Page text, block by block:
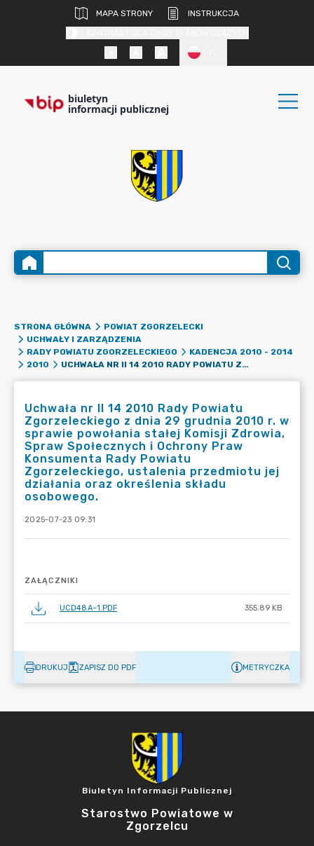
MAPA STRONY
INSTRUKCJA
biuletyn
informacji publicznej
STRONA GŁÓWNA
POWIAT ZGORZELECKI
UCHWAŁY I ZARZĄDZENIA
RADY POWIATU ZGORZELECKIEGO
KADENCJA 2010 - 2014
2010
UCHWAŁA NR II 14 2010 RADY POWIATU ZGORZELECKIEGO Z DNIA 29 GRUDNIA 2010 R. W SPRAWIE POWOŁANIA STAŁEJ KOMISJI ZDROWIA, SPRAW SPOŁECZNYCH I OCHRONY PRAW KONSUMENTA RADY POWIATU ZGORZELECKIEGO, USTALENIA PRZEDMIOTU JEJ DZIAŁANIA ORAZ OKREŚLENIA SKŁADU OSOBOWEGO.
Uchwała nr II 14 2010 Rady Powiatu
Zgorzeleckiego z dnia 29 grudnia 2010 r. w
sprawie powołania stałej Komisji Zdrowia,
Spraw Społecznych i Ochrony Praw
Konsumenta Rady Powiatu
Zgorzeleckiego, ustalenia przedmiotu jej
działania oraz określenia składu
osobowego.
2025-07-23 09:31
ZAŁĄCZNIKI
UCD48A~1.PDF 355.89 KB
DRUKUJ ZAPISZ DO PDF METRYCZKA
Biuletyn Informacji Publicznej
Starostwo Powiatowe w
Zgorzelcu